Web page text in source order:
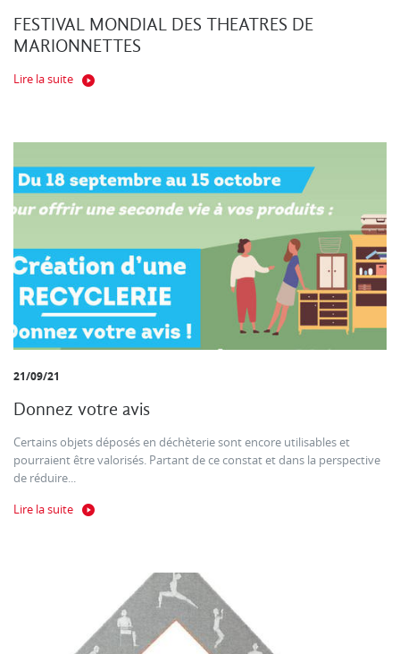
FESTIVAL MONDIAL DES THEATRES DE
MARIONNETTES
Lire la suite
21/09/21
Donnez votre avis
Certains objets déposés en déchèterie sont encore utilisables et
pourraient être valorisés. Partant de ce constat et dans la perspective
de réduire...
Lire la suite